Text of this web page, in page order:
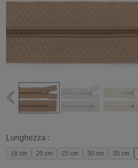
Lunghezza :
18 cm 20 cm 25 cm 30 cm 35 cm